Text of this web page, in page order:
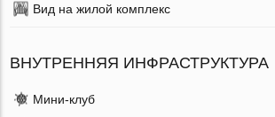
Вид на жилой комплекс
ВНУТРЕННЯЯ ИНФРАСТРУКТУРА
Мини-клуб